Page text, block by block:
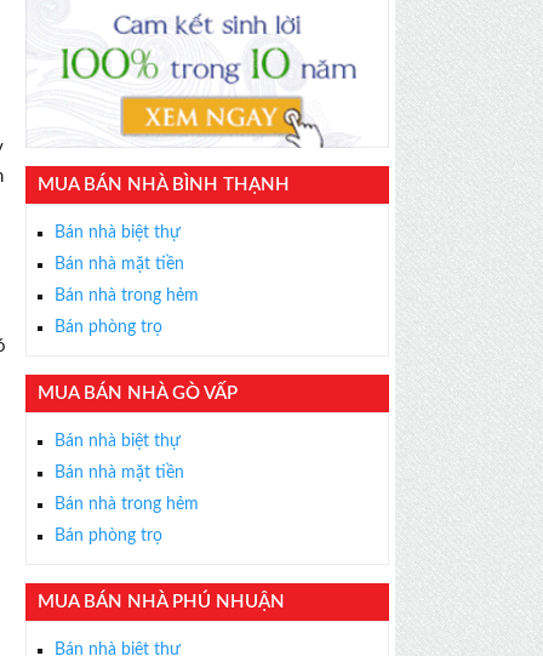
MUA BÁN NHÀ BÌNH THẠNH
Bán nhà biệt thự
Bán nhà mặt tiền
Bán nhà trong hẻm
Bán phòng trọ
MUA BÁN NHÀ GÒ VẤP
Bán nhà biệt thự
Bán nhà mặt tiền
Bán nhà trong hẻm
Bán phòng trọ
MUA BÁN NHÀ PHÚ NHUẬN
Bán nhà biệt thự